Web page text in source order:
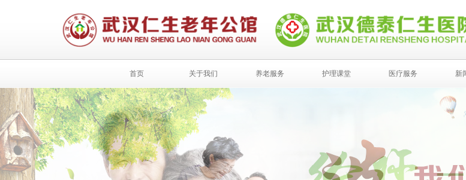
首页 关于我们 养老服务 护理课堂 医疗服务 新